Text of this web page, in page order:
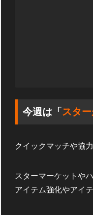
今週は「 スタ
クイックマッチや協
スターマーケットや
アイテム強化やアイ